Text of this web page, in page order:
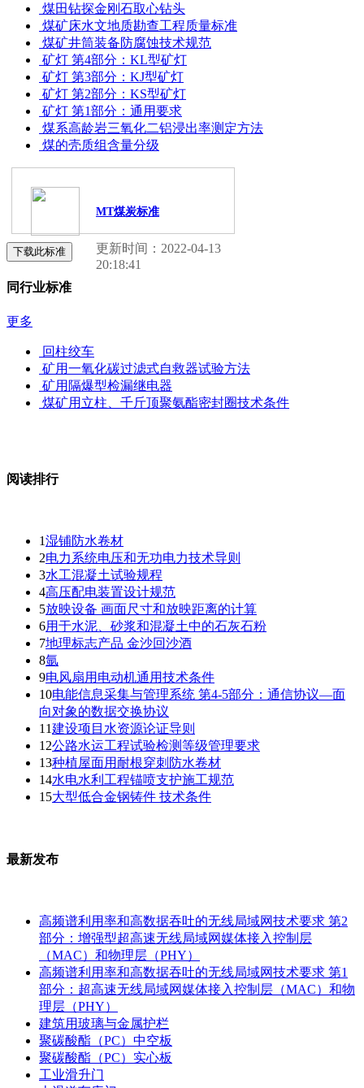
煤田钻探金刚石取心钻头
煤矿床水文地质勘查工程质量标准
煤矿井筒装备防腐蚀技术规范
矿灯 第4部分：KL型矿灯
矿灯 第3部分：KJ型矿灯
矿灯 第2部分：KS型矿灯
矿灯 第1部分：通用要求
煤系高龄岩三氧化二铝浸出率测定方法
煤的壳质组含量分级
MT煤炭标准
更新时间：2022-04-13
20:18:41
下载此标准
同行业标准
更多
回柱绞车
矿用一氧化碳过滤式自救器试验方法
矿用隔爆型检漏继电器
煤矿用立柱、千斤顶聚氨酯密封圈技术条件
阅读排行
1湿铺防水卷材
2电力系统电压和无功电力技术导则
3水工混凝土试验规程
4高压配电装置设计规范
5放映设备 画面尺寸和放映距离的计算
6用于水泥、砂浆和混凝土中的石灰石粉
7地理标志产品 金沙回沙酒
8氩
9电风扇用电动机通用技术条件
10电能信息采集与管理系统 第4-5部分：通信协议—面
向对象的数据交换协议
11建设项目水资源论证导则
12公路水运工程试验检测等级管理要求
13种植屋面用耐根穿刺防水卷材
14水电水利工程锚喷支护施工规范
15大型低合金钢铸件 技术条件
最新发布
高频谱利用率和高数据吞吐的无线局域网技术要求 第2
部分：增强型超高速无线局域网媒体接入控制层
（MAC）和物理层（PHY）
高频谱利用率和高数据吞吐的无线局域网技术要求 第1
部分：超高速无线局域网媒体接入控制层（MAC）和物
理层（PHY）
建筑用玻璃与金属护栏
聚碳酸酯（PC）中空板
聚碳酸酯（PC）实心板
工业滑升门